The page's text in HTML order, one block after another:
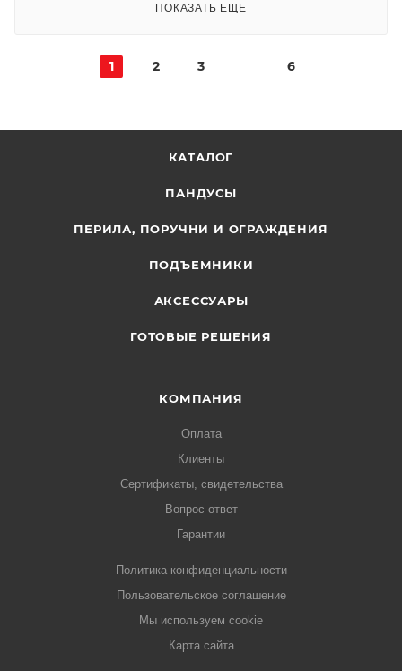
ПОКАЗАТЬ ЕЩЕ
1 2 3 6
КАТАЛОГ
ПАНДУСЫ
ПЕРИЛА, ПОРУЧНИ И ОГРАЖДЕНИЯ
ПОДЪЕМНИКИ
АКСЕССУАРЫ
ГОТОВЫЕ РЕШЕНИЯ
КОМПАНИЯ
Оплата
Клиенты
Сертификаты, свидетельства
Вопрос-ответ
Гарантии
Политика конфиденциальности
Пользовательское соглашение
Мы используем cookie
Карта сайта